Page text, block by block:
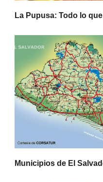
La Pupusa: Todo lo
Municipios de El